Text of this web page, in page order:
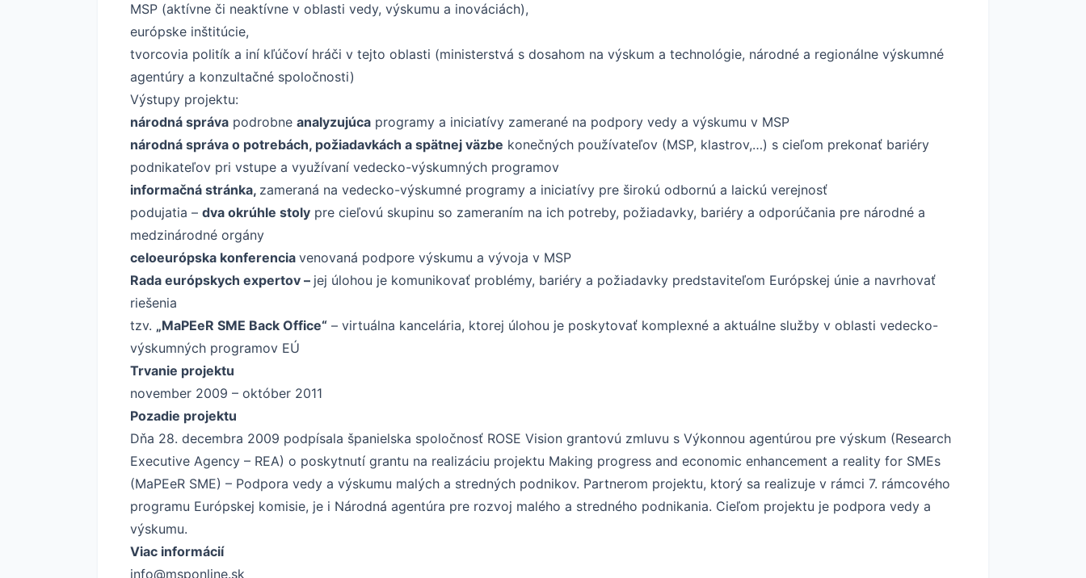
MSP (aktívne či neaktívne v oblasti vedy, výskumu a inováciách),
európske inštitúcie,
tvorcovia politík a iní kľúčoví hráči v tejto oblasti (ministerstvá s dosahom na výskum a technológie, národné a regionálne výskumné
agentúry a konzultačné spoločnosti)
Výstupy projektu:
národná správa podrobne analyzujúca programy a iniciatívy zamerané na podpory vedy a výskumu v MSP
národná správa o potrebách, požiadavkách a spätnej väzbe konečných používateľov (MSP, klastrov,…) s cieľom prekonať bariéry
podnikateľov pri vstupe a využívaní vedecko-výskumných programov
informačná stránka, zameraná na vedecko-výskumné programy a iniciatívy pre širokú odbornú a laickú verejnosť
podujatia – dva okrúhle stoly pre cieľovú skupinu so zameraním na ich potreby, požiadavky, bariéry a odporúčania pre národné a
medzinárodné orgány
celoeurópska konferencia venovaná podpore výskumu a vývoja v MSP
Rada európskych expertov – jej úlohou je komunikovať problémy, bariéry a požiadavky predstaviteľom Európskej únie a navrhovať
riešenia
tzv. „MaPEeR SME Back Office“ – virtuálna kancelária, ktorej úlohou je poskytovať komplexné a aktuálne služby v oblasti vedecko-
výskumných programov EÚ
Trvanie projektu
november 2009 – október 2011
Pozadie projektu
Dňa 28. decembra 2009 podpísala španielska spoločnosť ROSE Vision grantovú zmluvu s Výkonnou agentúrou pre výskum (Research
Executive Agency – REA) o poskytnutí grantu na realizáciu projektu Making progress and economic enhancement a reality for SMEs
(MaPEeR SME) – Podpora vedy a výskumu malých a stredných podnikov. Partnerom projektu, ktorý sa realizuje v rámci 7. rámcového
programu Európskej komisie, je i Národná agentúra pre rozvoj malého a stredného podnikania. Cieľom projektu je podpora vedy a
výskumu.
Viac informácií
info@msponline.sk